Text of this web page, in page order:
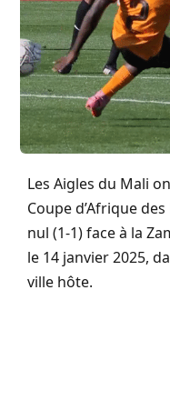
Les Aigles du Mali
Coupe d’Afrique
nul (1-1) face à la
le 14 janvier 2025,
ville hôte.